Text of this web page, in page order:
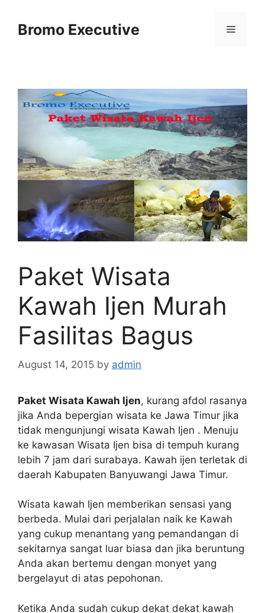
contentBromo Executive Menu
Paket Wisata
Kawah Ijen Murah
Fasilitas Bagus
August 14, 2015 by admin
Paket Wisata Kawah Ijen, kurang afdol rasanya
jika Anda bepergian wisata ke Jawa Timur jika
tidak mengunjungi wisata Kawah Ijen . Menuju
ke kawasan Wisata Ijen bisa di tempuh kurang
lebih 7 jam dari surabaya. Kawah ijen terletak di
daerah Kabupaten Banyuwangi Jawa Timur.
Wisata kawah Ijen memberikan sensasi yang
berbeda. Mulai dari perjalalan naik ke Kawah
yang cukup menantang yang pemandangan di
sekitarnya sangat luar biasa dan jika beruntung
Anda akan bertemu dengan monyet yang
bergelayut di atas pepohonan.
Ketika Anda sudah cukup dekat dekat kawah